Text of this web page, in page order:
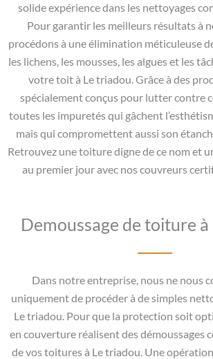
solide expérience dans les nettoyages
Pour garantir les meilleurs résultats à
procédons à une élimination méticuleuse
les lichens, les mousses, les algues et les
votre toit à Le triadou. Grâce à des
spécialement conçus pour lutter contre
toutes les impuretés qui gâchent
mais qui compromettent aussi son
Retrouvez une toiture digne de ce nom et
au premier jour avec nos couvreurs
Demoussage de toiture
Dans notre entreprise, nous ne nous
uniquement de procéder à de simples
Le triadou. Pour que la protection soit
en couverture réalisent des démoussages
de vos toitures à Le triadou. Une